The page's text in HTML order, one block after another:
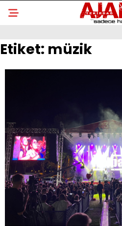
Etiket: müzik